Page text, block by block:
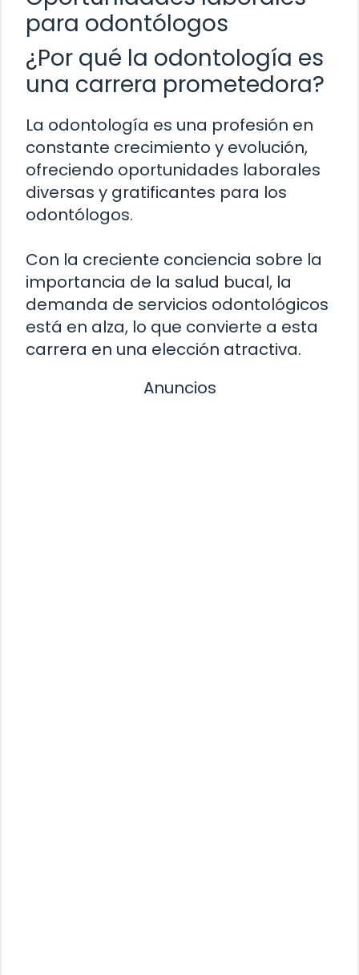
para odontólogos
¿Por qué la odontología es
una carrera prometedora?
La odontología es una profesión en
constante crecimiento y evolución,
ofreciendo oportunidades laborales
diversas y gratificantes para los
odontólogos.
Con la creciente conciencia sobre la
importancia de la salud bucal, la
demanda de servicios odontológicos
está en alza, lo que convierte a esta
carrera en una elección atractiva.
Anuncios